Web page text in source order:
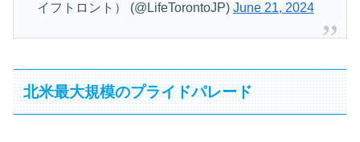
イフトロント） (@LifeTorontoJP) June 21, 2024
北米最大規模のプライドパレード